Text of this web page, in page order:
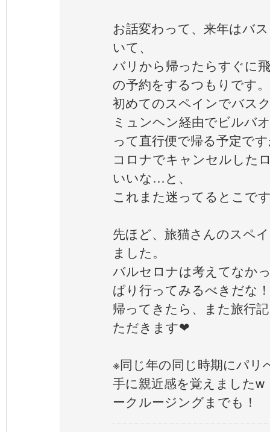
お話変わって、来年はバ
いて、
バリから帰ったらすぐに
の予約をするつもりです。
初めてのスペインでバス
ミュンヘン経由でビルバ
って直行便で帰る予定で
コロナでキャンセルした
いいな…と、
これまた迷ってるとこで
先ほど、旅猫さんのスペ
ました。
バルセロナは考えてなか
ぱり行ってみるべきだな
帰ってきたら、また旅行
ただきます❤︎
※同じ年の同じ時期にパリ
手に親近感を覚えました
ークルージングまでも！